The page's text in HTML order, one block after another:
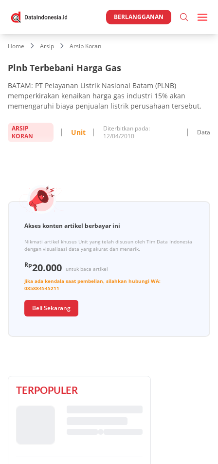
BERLANGGANAN
Home Arsip Arsip Koran
Plnb Terbebani Harga Gas
BATAM: PT Pelayanan Listrik Nasional Batam (PLNB)
memperkirakan kenaikan harga gas industri 15% akan
memengaruhi biaya penjualan listrik perusahaan tersebut.
ARSIP
KORAN
Unit
Diterbitkan pada:
12/04/2010
Data
Akses konten artikel berbayar ini
Nikmati artikel khusus Unit yang telah disusun oleh Tim Data Indonesia
dengan visualisasi data yang akurat dan menarik.
Rp20.000
untuk baca artikel
Jika ada kendala saat pembelian, silahkan hubungi WA:
085884545211
Beli Sekarang
TERPOPULER